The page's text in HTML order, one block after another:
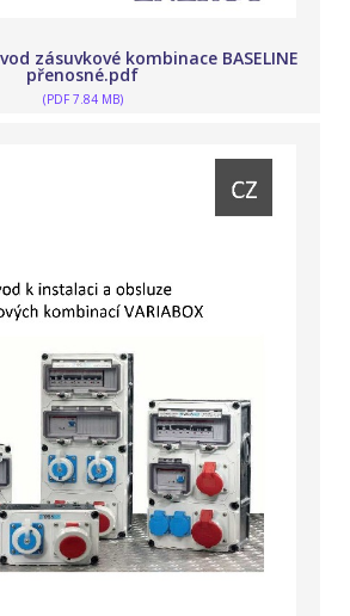
zásuvkové kombinace BASELINE
přenosné.pdf
(PDF 7.84 MB)